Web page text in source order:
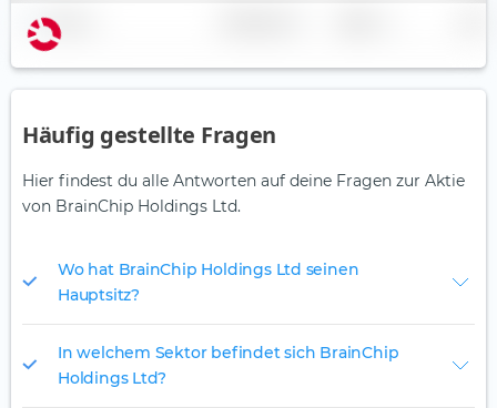
Name
Häufig gestellte Fragen
Hier findest du alle Antworten auf deine Fragen zur Aktie
von BrainChip Holdings Ltd.
Wo hat BrainChip Holdings Ltd seinen
Hauptsitz?
In welchem Sektor befindet sich BrainChip
Holdings Ltd?